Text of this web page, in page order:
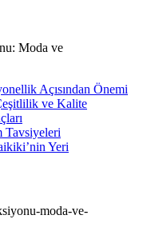
Moda ve
Açısından Önemi
ve Kalite
Tavsiyeleri
Yeri
moda-ve-